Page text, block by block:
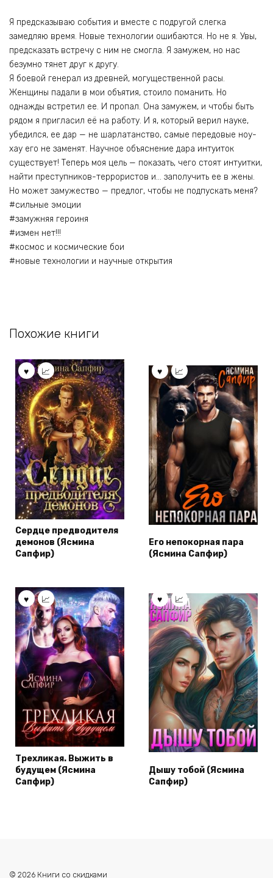
Я предсказываю события и вместе с подругой слегка
замедляю время. Новые технологии ошибаются. Но не я. Увы,
предсказать встречу с ним не смогла. Я замужем, но нас
безумно тянет друг к другу.
Я боевой генерал из древней, могущественной расы.
Женщины падали в мои объятия, стоило поманить. Но
однажды встретил ее. И пропал. Она замужем, и чтобы быть
рядом я пригласил её на работу. И я, который верил науке,
убедился, ее дар — не шарлатанство, самые передовые ноу-
хау его не заменят. Научное объяснение дара интуиток
существует! Теперь моя цель — показать, чего стоят интуитки,
найти преступников-террористов и… заполучить ее в жены.
Но может замужество — предлог, чтобы не подпускать меня?
#сильные эмоции
#замужняя героиня
#измен нет!!!
#космос и космические бои
#новые технологии и научные открытия
Похожие книги
Сердце предводителя
демонов (Ясмина
Сапфир)
Его непокорная пара
(Ясмина Сапфир)
Трехликая. Выжить в
будущем (Ясмина
Сапфир)
Дышу тобой (Ясмина
Сапфир)
© 2026 Книги со скидками